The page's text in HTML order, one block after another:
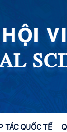
TÁC QUỐC TẾ